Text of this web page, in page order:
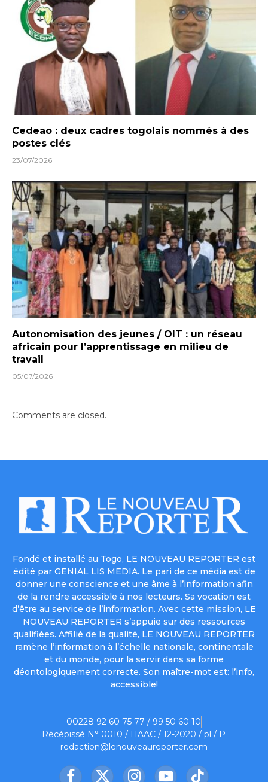
Cedeao : deux cadres togolais nommés à des
postes clés
23/07/2026
Autonomisation des jeunes / OIT : un réseau
africain pour l’apprentissage en milieu de
travail
05/07/2026
Comments are closed.
Fondé et installé au Togo, LE NOUVEAU REPORTER est
édité par GENIAL LIS MEDIA. Le pari de ce média est de
donner une conscience et une âme à l’information afin
de la rendre accessible à nos lecteurs. Sa vocation est
d’être au service de l’information. Avec cette mission, LE
NOUVEAU REPORTER s’appuie sur des ressources
qualifiées. Affilié de la qualité, LE NOUVEAU REPORTER
ramène l’information à l’échelle nationale, continentale
et du monde, pour la servir dans sa forme
déontologiquement correcte. Son maître-mot est: l’info,
accessible!
00228 92 60 75 77 / 99 50 60 10
Récépissé N° 0010 / HAAC / 12-2020 / pl / P
redaction@lenouveaureporter.com